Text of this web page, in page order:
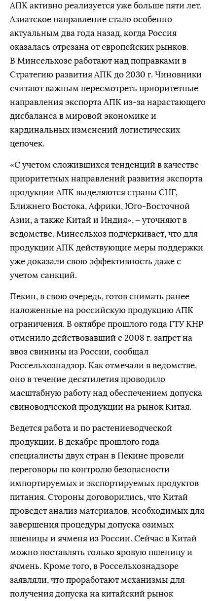
АПК активно реализуется уже больше пяти лет.
Азиатское направление стало особенно
актуальным два года назад, когда Россия
оказалась отрезана от европейских рынков.
В Минсельхозе работают над поправками в
Стратегию развития АПК до 2030 г. Чиновники
считают важным пересмотреть приоритетные
направления экспорта АПК из-за нарастающего
дисбаланса в мировой экономике и
кардинальных изменений логистических
цепочек.
«С учетом сложившихся тенденций в качестве
приоритетных направлений развития экспорта
продукции АПК выделяются страны СНГ,
Ближнего Востока, Африки, Юго-Восточной
Азии, а также Китай и Индия», – уточняют в
ведомстве. Минсельхоз подчеркивает, что для
продукции АПК действующие меры поддержки
уже доказали свою эффективность даже с
учетом санкций.
Пекин, в свою очередь, готов снимать ранее
наложенные на российскую продукцию АПК
ограничения. В октябре прошлого года ГТУ КНР
отменило действовавший с 2008 г. запрет на
ввоз свинины из России, сообщал
Россельхознадзор. Как отмечали в ведомстве,
оно в течение десятилетия проводило
масштабную работу над обеспечением допуска
свиноводческой продукции на рынок Китая.
Ведется работа и по растениеводческой
продукции. В декабре прошлого года
специалисты двух стран в Пекине провели
переговоры по контролю безопасности
импортируемых и экспортируемых продуктов
питания. Стороны договорились, что Китай
проведет анализ материалов, необходимых для
завершения процедуры допуска озимых
пшеницы и ячменя из России. Сейчас в Китай
можно поставлять только яровую пшеницу и
ячмень. Кроме того, в Россельхознадзоре
заявляли, что проработают механизмы для
получения допуска на китайский рынок